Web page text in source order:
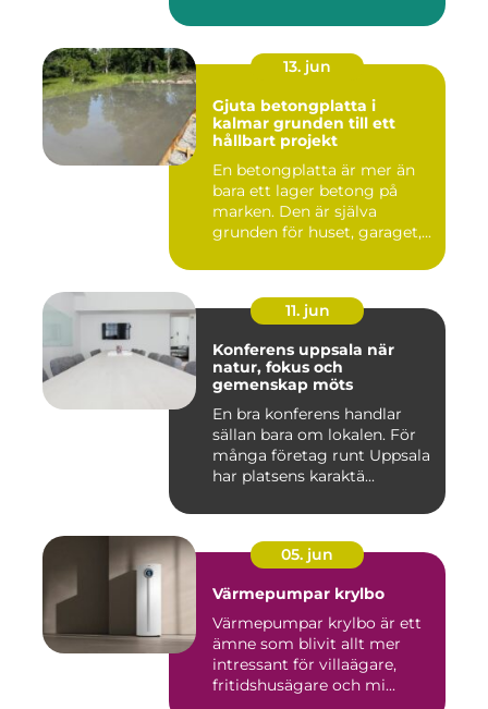
13. jun
Gjuta betongplatta i
kalmar grunden till ett
hållbart projekt
En betongplatta är mer än
bara ett lager betong på
marken. Den är själva
grunden för huset, garaget,...
11. jun
Konferens uppsala när
natur, fokus och
gemenskap möts
En bra konferens handlar
sällan bara om lokalen. För
många företag runt Uppsala
har platsens karaktä...
05. jun
Värmepumpar krylbo
Värmepumpar krylbo är ett
ämne som blivit allt mer
intressant för villaägare,
fritidshusägare och mi...